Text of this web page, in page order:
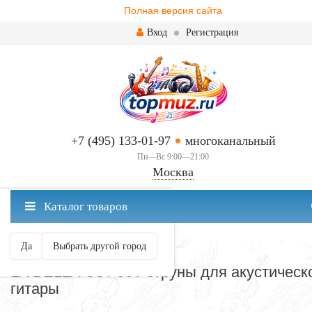
Полная версия сайта
Вход Регистрация
+7 (495) 133-01-97 многоканальный
Пн—Вс 9:00—21:00
Москва
Москва ваш город?
Да Выбрать другой город
Каталог товаров
СТРУНЫ ДЛЯ ГИТАРЫ
LA BELLA C5 / 00T струны для
гитары